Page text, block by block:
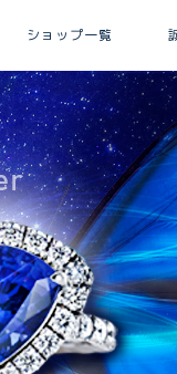
ショップ一覧